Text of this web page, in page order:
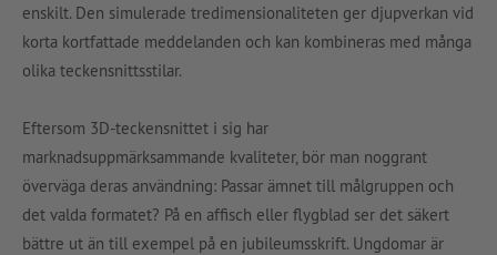
enskilt. Den simulerade tredimensionaliteten ger djupverkan vid
korta kortfattade meddelanden och kan kombineras med många
olika teckensnittsstilar.
Eftersom 3D-teckensnittet i sig har
marknadsuppmärksammande kvaliteter, bör man noggrant
överväga deras användning: Passar ämnet till målgruppen och
det valda formatet? På en affisch eller flygblad ser det säkert
bättre ut än till exempel på en jubileumsskrift. Ungdomar är